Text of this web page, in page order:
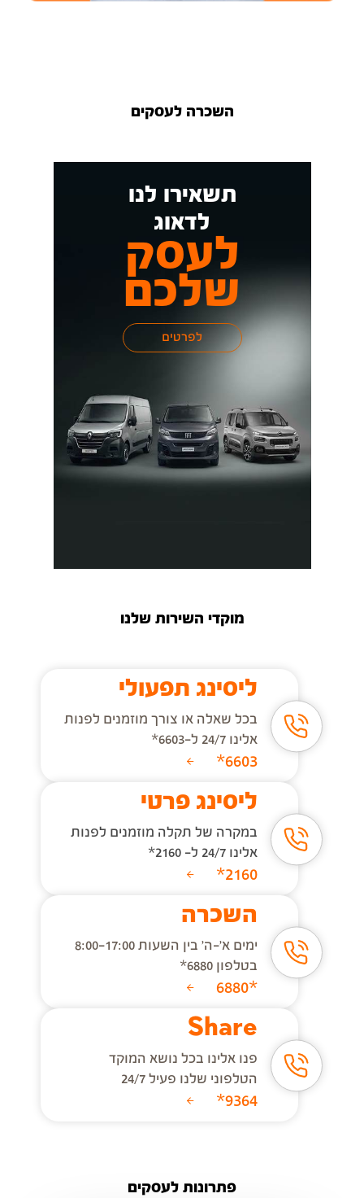
השכרה לעסקים
תשאירו לנו
לדאוג
לעסק
שלכם
לפרטים
מוקדי השירות שלנו
ליסינג תפעולי
בכל שאלה או צורך מוזמנים לפנות
אלינו 24/7 ל-6603*
6603*
ליסינג פרטי
במקרה של תקלה מוזמנים לפנות
אלינו 24/7 ל- 2160*
2160*
השכרה
ימים א'-ה' בין השעות 8:00-17:00
בטלפון 6880*
*6880
Share
פנו אלינו בכל נושא המוקד
הטלפוני שלנו פעיל 24/7
9364*
פתרונות לעסקים